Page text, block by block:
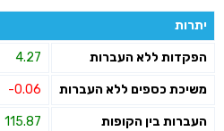
יתרות
הפקדות ללא העברות 4.27
משיכת כספים ללא העברות -0.06
העברות בין הקופות 115.87